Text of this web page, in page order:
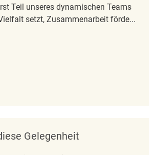
Teil unseres dynamischen Teams
setzt, Zusammenarbeit förde...
REQ82965
Gelegenheit